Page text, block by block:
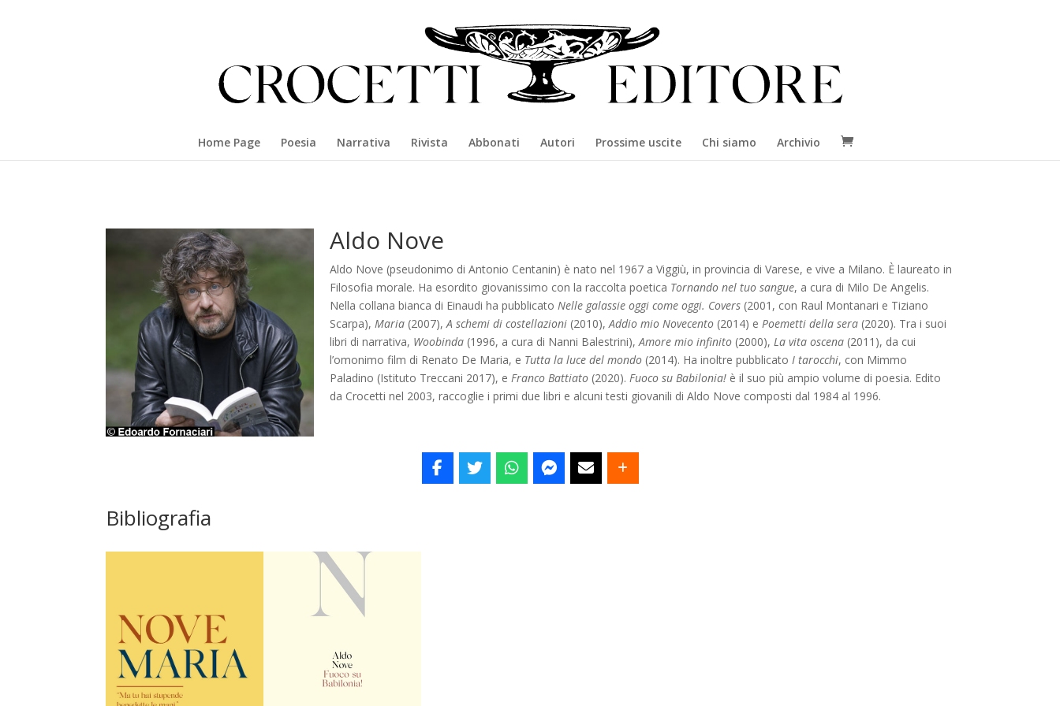
Home Page Poesia Narrativa Rivista Abbonati Autori Prossime uscite Chi siamo Archivio
Aldo Nove
Aldo Nove (pseudonimo di Antonio Centanin) è nato nel 1967 a Viggiù, in provincia di Varese, e vive a Milano. È laureato in
Filosofia morale. Ha esordito giovanissimo con la raccolta poetica Tornando nel tuo sangue, a cura di Milo De Angelis.
Nella collana bianca di Einaudi ha pubblicatoNelle galassie oggi come oggi. Covers (2001, con Raul Montanari e Tiziano
Scarpa),Maria (2007),A schemi di costellazioni (2010),Addio mio Novecento (2014) ePoemetti della sera (2020). Tra i suoi
libri di narrativa, Woobinda (1996, a cura di Nanni Balestrini),Amore mio infinito (2000),La vita oscena (2011), da cui
l’omonimo film di Renato De Maria, e Tutta la luce del mondo (2014). Ha inoltre pubblicatoI tarocchi, con Mimmo
Paladino (Istituto Treccani 2017), eFranco Battiato (2020).Fuoco su Babilonia! è il suo più ampio volume di poesia. Edito
da Crocetti nel 2003, raccoglie i primi due libri e alcuni testi giovanili di Aldo Nove composti dal 1984 al 1996.
Bibliografia